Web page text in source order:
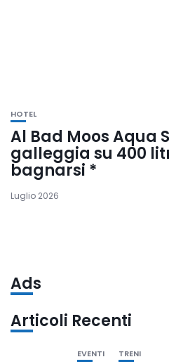
HOTEL
Al Bad Moos Aqua
galleggia su 400
bagnarsi *
Luglio 2026
Ads
Articoli Recenti
EVENTI TRENI